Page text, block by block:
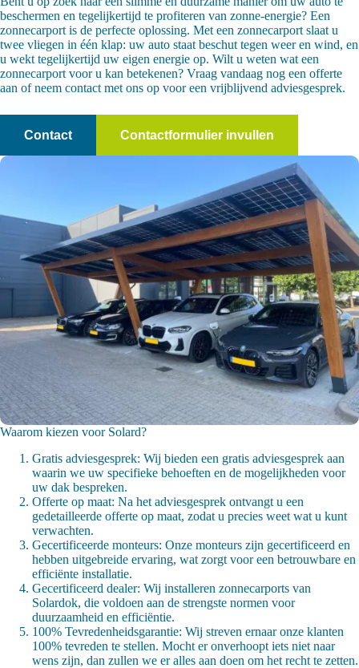
beschermen en tegelijkertijd te profiteren van zonne-energie? Een
zonnecarport is de perfecte oplossing. Met een zonnecarport slaat u
twee vliegen in één klap: uw auto staat beschut tegen weer en wind, en
u wekt tegelijkertijd uw eigen energie op. Wilt u weten wat een
zonnecarport voor u kan betekenen? Vraag vandaag nog een offerte
aan of neem contact met ons op voor een vrijblijvend adviesgesprek.
Contact Contactformulier invullen
Waarom kiezen voor Solard?
Gratis adviesgesprek: Wij bieden een gratis adviesgesprek aan
waarin we uw specifieke behoeften en de mogelijkheden voor
uw dak bespreken.
Offerte op maat: Na het adviesgesprek ontvangt u een
gedetailleerde offerte op maat, zodat u precies weet wat u kunt
verwachten.
Gecertificeerde monteurs: Onze monteurs zijn gecertificeerd en
hebben uitgebreide ervaring, wat zorgt voor een betrouwbare en
efficiënte installatie.
Gecertificeerd dealer: Wij installeren zonnecarports van
Solardok, die voldoen aan de strengste normen voor
duurzaamheid en efficiëntie.
100% Tevredenheidsgarantie: Wij streven ernaar onze klanten
100% tevreden te stellen. Mocht er onverhoopt iets niet naar
wens zijn, dan zullen we er alles aan doen om het recht te zetten.